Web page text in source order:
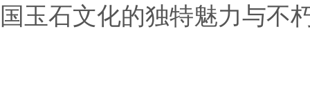
国玉石文化的独特魅力与不